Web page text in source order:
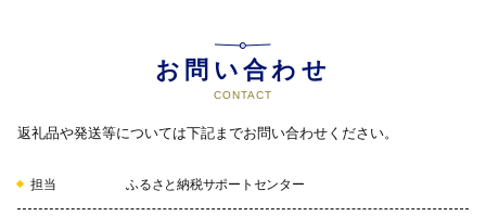
お問い合わせ
CONTACT
返礼品や発送等については下記までお問い合わせください。
担当 ふるさと納税サポートセンター